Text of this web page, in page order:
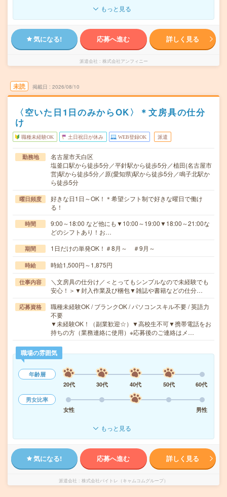
もっと見る
気になる! 応募へ進む 詳しく見る
派遣会社 株式会社アンフィニー
未読 掲載日 2026/08/10
〈空いた日1日のみからOK〉＊文房具の仕分
け
職種未経験OK 土日祝日が休み WEB登録OK 派遣
勤務地
名古屋市天白区
塩釜口駅から徒歩5分／平針駅から徒歩5分／植田(名古屋市
営)駅から徒歩5分／原(愛知県)駅から徒歩5分／鳴子北駅か
ら徒歩5分
曜日頻度
好きな日1日～OK！＊希望シフト制で好きな曜日で働け
る！
時間
9:00～18:00 など他にも▼10:00～19:00▼18:00～21:00な
どのシフトあり！お…
期間 1日だけの単発OK！＃8月～ ＃9月～
時給 時給1,500円～1,875円
仕事内容
＼文房具の仕分け／＜とってもシンプルなので未経験でも
安心！＞▼封入作業及び梱包▼雑誌や書籍などの仕分…
応募資格
職種未経験OK / ブランクOK / パソコンスキル不要 / 英語力
不要
▼未経験OK！（副業歓迎☆）▼高校生不可▼携帯電話をお
持ちの方（業務連絡に使用）※応募後のご連絡はメ…
職場の雰囲気
年齢層
20代
30代 40代 50代
60代
男女比率
女性
男性
もっと見る
気になる! 応募へ進む 詳しく見る
派遣会社 株式会社バイトレ（キャムコムグループ）